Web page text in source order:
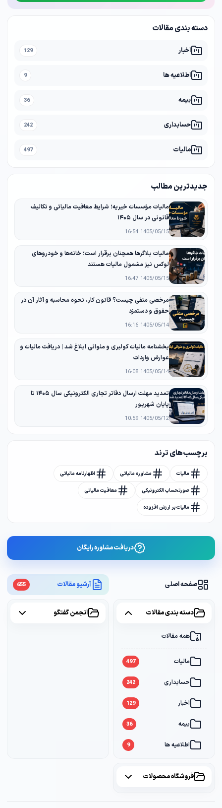
صفحه اصلی آرشیو مقالات 655
دسته بندی مقالات
همه مقالات
مالیات 497
حسابداری 242
اخبار 129
بیمه 36
اطلاعیه ها 9
انجمن گفتگو
فروشگاه محصولات
دسته بندی مقالات
اخبار 129
اطلاعیه ها 9
بیمه 36
حسابداری 242
مالیات 497
جدیدترین مطالب
مالیات مؤسسات خیریه؛ شرایط معافیت مالیاتی و تکالیف
قانونی در سال ۱۴۰۵
1405/05/15 16:54
مالیات بلاگرها همچنان برقرار است؛ خانه‌ها و خودروهای
لوکس نیز مشمول مالیات هستند
1405/05/15 16:47
مرخصی منفی چیست؟ قانون کار، نحوه محاسبه و آثار آن در
حقوق و دستمزد
1405/05/14 16:16
بخشنامه مالیات کولبری و ملوانی ابلاغ شد | دریافت مالیات و
عوارض واردات
1405/05/14 16:08
تمدید مهلت ارسال دفاتر تجاری الکترونیکی سال ۱۴۰۵ تا
پایان شهریور
1405/05/12 10:59
برچسب های ترند
مالیات مشاوره مالیاتی اظهارنامه مالیاتی
صورتحساب الکترونیکی معافیت مالیاتی
مالیات بر ارزش افزوده
دریافت مشاوره رایگان